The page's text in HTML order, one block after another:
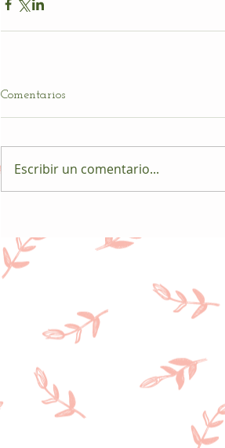
Comentarios
Escribir un comentario...